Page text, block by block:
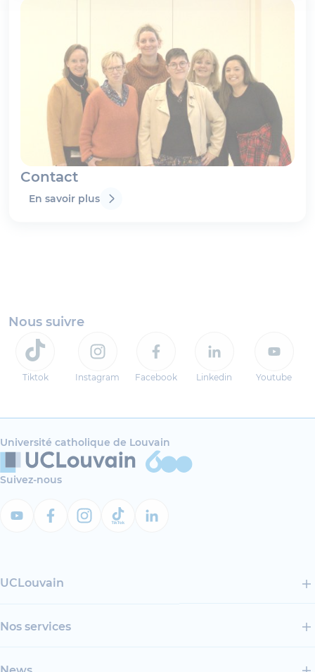
Contact
En savoir plus
Nous suivre
Tiktok Instagram Facebook Linkedin Youtube
Université catholique de Louvain
Suivez-nous
UCLouvain
Nos services